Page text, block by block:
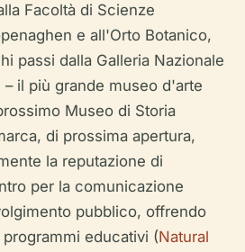
Facoltà di Scienze
e all'Orto Botanico,
passi dalla Galleria Nazionale
– il più grande museo d'arte
Museo di Storia
di prossima apertura,
la reputazione di
per la comunicazione
pubblico, offrendo
educativi (Natural